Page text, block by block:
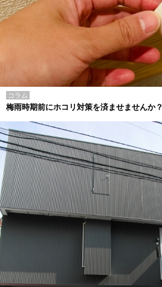
コラム
梅雨時期前にホコリ対策を済ませませんか？